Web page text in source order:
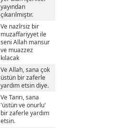
yayından
çıkarılmıştır.
Ve nazîrsiz bir
muzaffariyyet ile
seni Allah mansur
ve muazzez
kılacak
Ve Allah, sana çok
üstün bir zaferle
yardım etsin diye.
Ve Tanrı, sana
'üstün ve onurlu'
bir zaferle yardım
etsin.